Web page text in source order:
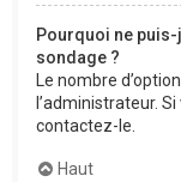
Pourquoi ne puis-
sondage ?
Le nombre
l’administrateur.
contactez-le.
Haut